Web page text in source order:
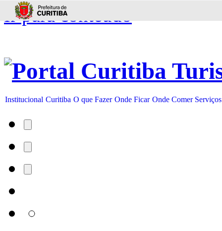
Ir para conteúdo
Institucional Curitiba O que Fazer Onde Ficar Onde Comer Serviços